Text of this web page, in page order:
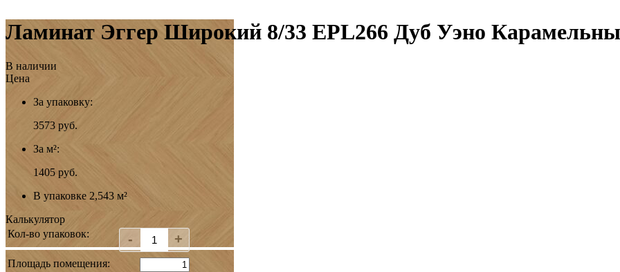
Ламинат Эггер Широкий 8/33 EPL266 Дуб Уэно
В наличии
Цена
За упаковку:
3573 руб.
За м²:
1405 руб.
В упаковке 2,543 м²
Калькулятор
Кол-во упаковок:
-
Количество
Ламинат
Эггер
Широкий
+
Площадь помещения: